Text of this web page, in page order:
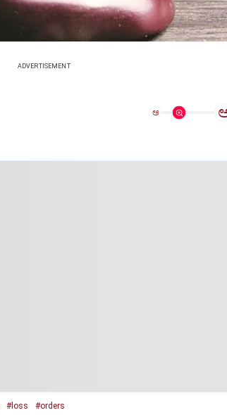
ADVERTISEMENT
ಅ
#loss #orders